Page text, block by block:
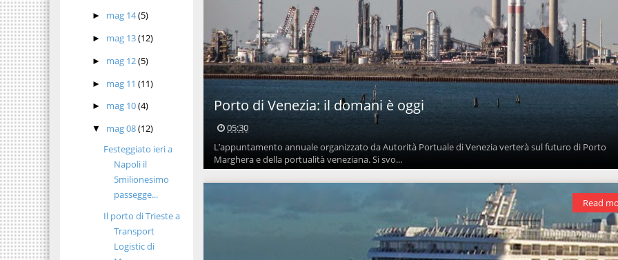
► mag 14(5)
► mag 13(12)
► mag 12(5)
► mag 11(11)
► mag 10(4)
▼ mag 08(12)
Festeggiato ieri a
Napoli il
5milionesimo
passegge...
Il porto di Trieste a
Transport
Logistic di
Porto di Venezia: il domani è oggi
05:30
L’appuntamento annuale organizzato da Autorità Portuale di Venezia verterà sul futuro di Porto
Marghera e della portualità veneziana. Si svo...
Read